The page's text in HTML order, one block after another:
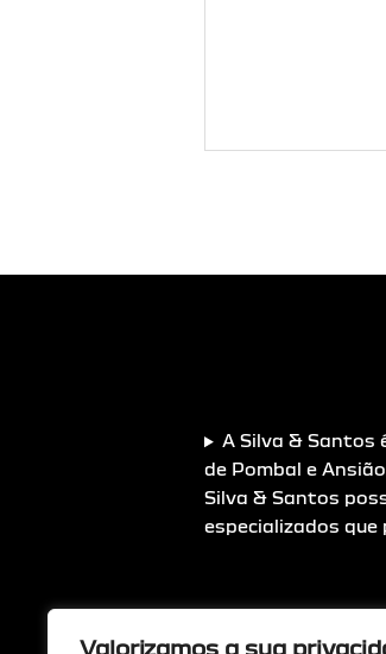
Valorizamos a sua
A Silva & Santos
de Pombal e
Silva & Santos
especializados